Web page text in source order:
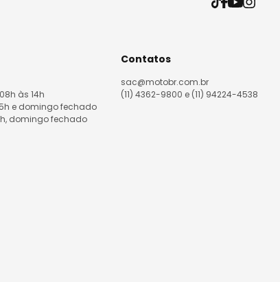
às 14h
e domingo fechado
domingo fechado
Contatos
sac@motobr.com.br
(11) 4362-9800 e (11) 94224-4538